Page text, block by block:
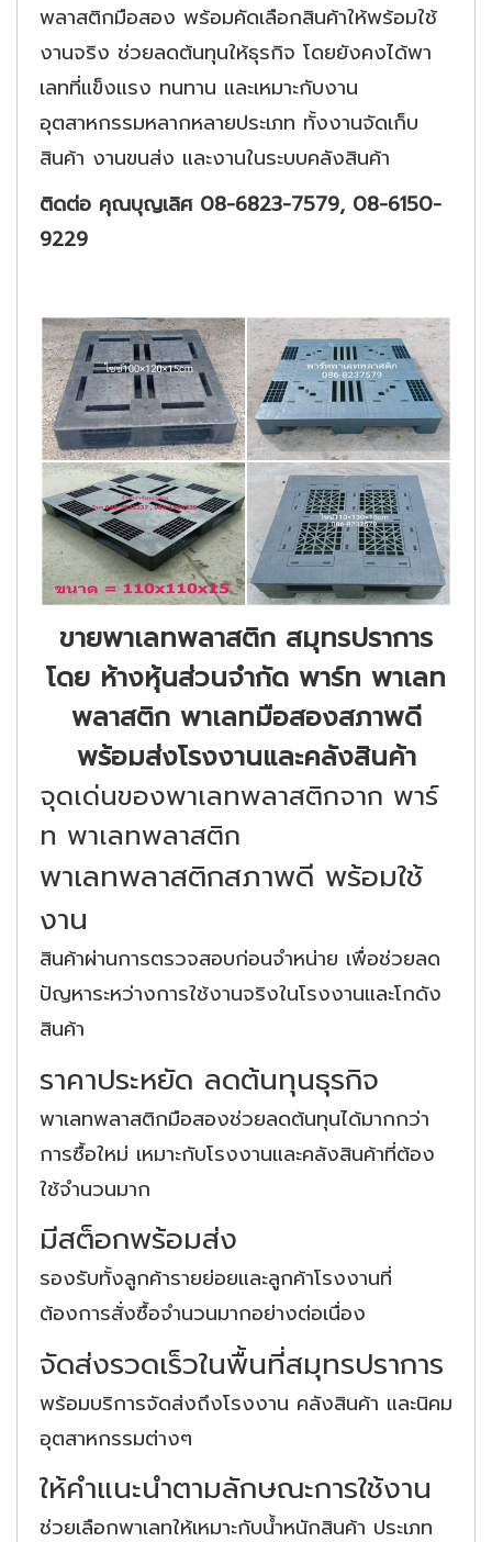
พลาสติกมือสอง พร้อมคัดเลือกสินค้าให้พร้อมใช้
งานจริง ช่วยลดต้นทุนให้ธุรกิจ โดยยังคงได้พา
เลทที่แข็งแรง ทนทาน และเหมาะกับงาน
อุตสาหกรรมหลากหลายประเภท ทั้งงานจัดเก็บ
สินค้า งานขนส่ง และงานในระบบคลังสินค้า
ติดต่อ คุณบุญเลิศ 08-6823-7579, 08-6150-
9229
ขายพาเลทพลาสติก สมุทรปราการ
โดย ห้างหุ้นส่วนจำกัด พาร์ท พาเลท
พลาสติก พาเลทมือสองสภาพดี
พร้อมส่งโรงงานและคลังสินค้า
จุดเด่นของพาเลทพลาสติกจาก พาร์
ท พาเลทพลาสติก
พาเลทพลาสติกสภาพดี พร้อมใช้
งาน
สินค้าผ่านการตรวจสอบก่อนจำหน่าย เพื่อช่วยลด
ปัญหาระหว่างการใช้งานจริงในโรงงานและโกดัง
สินค้า
ราคาประหยัด ลดต้นทุนธุรกิจ
พาเลทพลาสติกมือสองช่วยลดต้นทุนได้มากกว่า
การซื้อใหม่ เหมาะกับโรงงานและคลังสินค้าที่ต้อง
ใช้จำนวนมาก
มีสต็อกพร้อมส่ง
รองรับทั้งลูกค้ารายย่อยและลูกค้าโรงงานที่
ต้องการสั่งซื้อจำนวนมากอย่างต่อเนื่อง
จัดส่งรวดเร็วในพื้นที่สมุทรปราการ
พร้อมบริการจัดส่งถึงโรงงาน คลังสินค้า และนิคม
อุตสาหกรรมต่างๆ
ให้คำแนะนำตามลักษณะการใช้งาน
ช่วยเลือกพาเลทให้เหมาะกับน้ำหนักสินค้า ประเภท